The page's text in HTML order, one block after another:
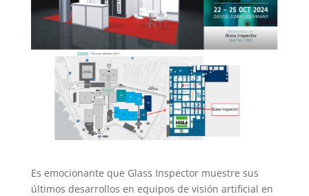
Es emocionante que Glass Inspector muestre sus
últimos desarrollos en equipos de visión artificial en